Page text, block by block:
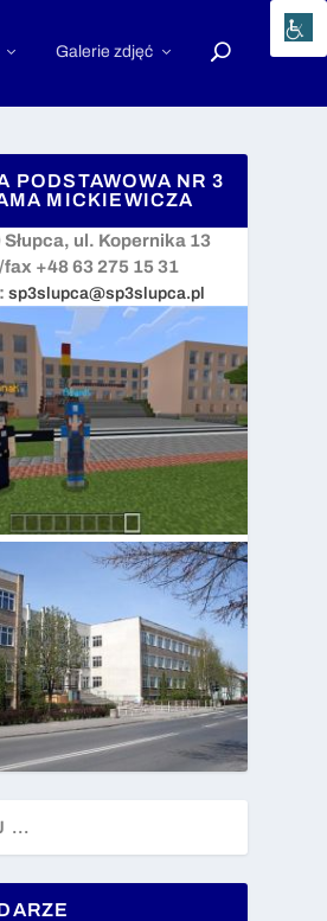
Galerie zdjęć
PODSTAWOWA NR 3
MICKIEWICZA
ul. Kopernika 13
+48 63 275 15 31
sp3slupca@sp3slupca.pl